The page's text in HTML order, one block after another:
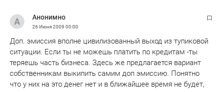
Анонимно
26 Июня 2009 00:00
Доп. эмиссия вполне цивилизованный выход из тупиковой
ситуации. Если ты не можешь платить по кредитам -ты
теряешь часть бизнеса. Здесь же предлагается вариант
собственникам выкипить самим доп эмиссию. Понятно
что у них на это денег нет и в ближайшее время не будет,